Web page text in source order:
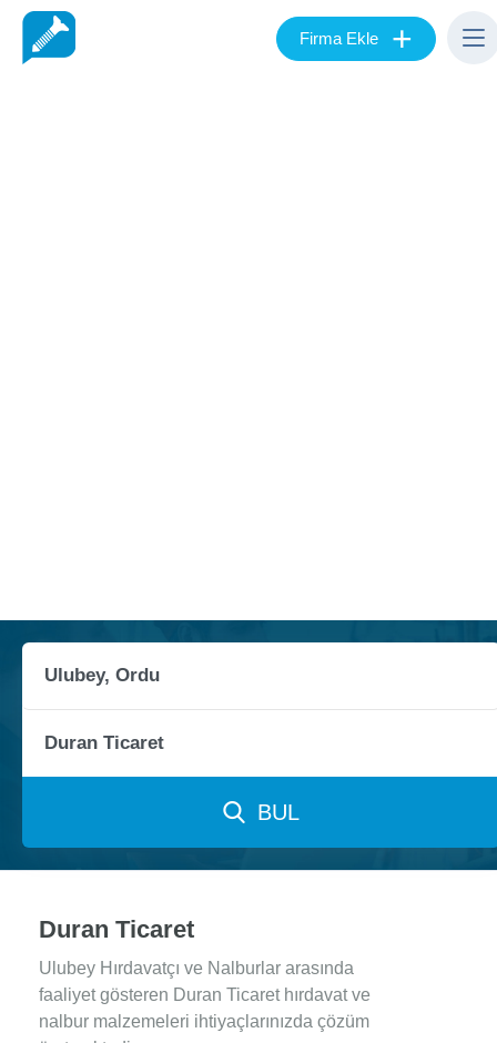
Firma Ekle +
BUL
Duran Ticaret
Ulubey Hırdavatçı ve Nalburlar arasında
faaliyet gösteren Duran Ticaret hırdavat ve
nalbur malzemeleri ihtiyaçlarınızda çözüm